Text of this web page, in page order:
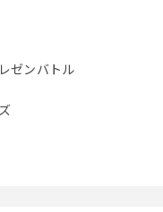
ゼンバトル